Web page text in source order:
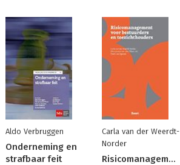
Aldo Verbruggen
Onderneming en
strafbaar feit
Carla van der Weerdt-
Norder
Risicomanagement